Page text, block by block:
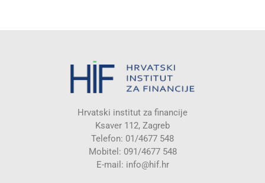
Hrvatski institut za financije
Ksaver 112, Zagreb
Telefon: 01/4677 548
Mobitel: 091/4677 548
E-mail: info@hif.hr